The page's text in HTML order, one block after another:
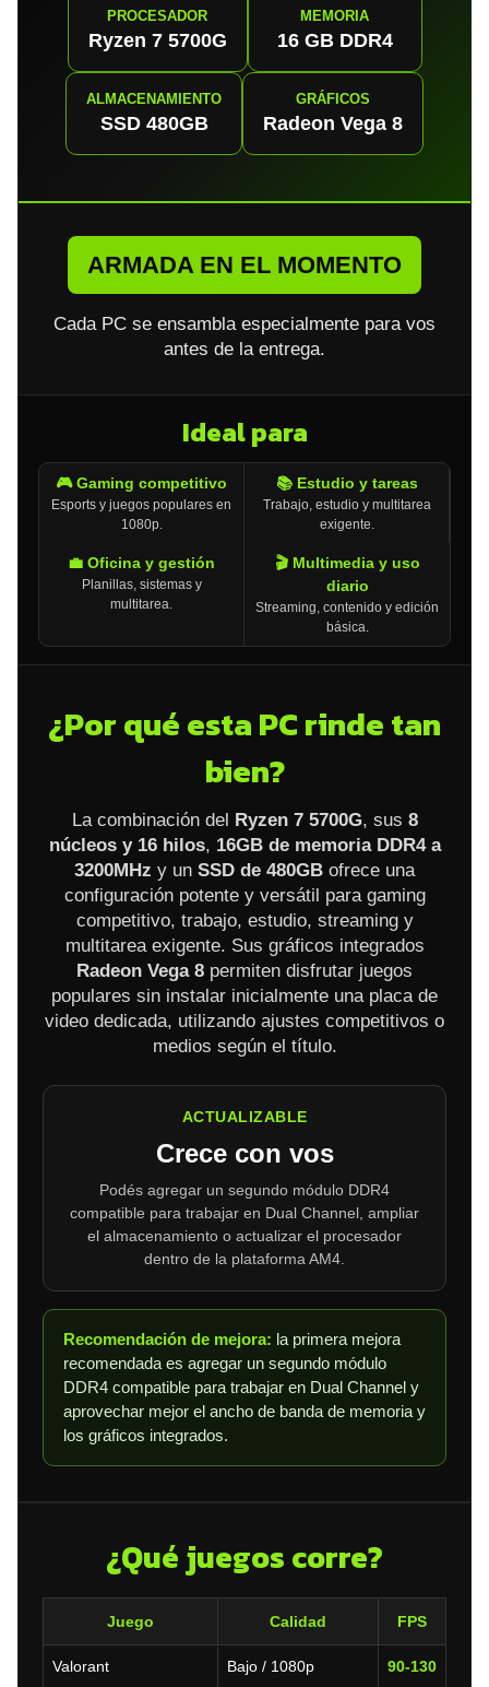
PROCESADOR
Ryzen 7 5700G
MEMORIA
16 GB DDR4
ALMACENAMIENTO
SSD 480GB
GRÁFICOS
Radeon Vega 8
ARMADA EN EL MOMENTO
Cada PC se ensambla especialmente para vos
antes de la entrega.
Ideal para
🎮 Gaming competitivo
Esports y juegos populares en
1080p.
📚 Estudio y tareas
Trabajo, estudio y multitarea
exigente.
💼 Oficina y gestión
Planillas, sistemas y
multitarea.
🎬 Multimedia y uso
diario
Streaming, contenido y edición
básica.
¿Por qué esta PC rinde tan
bien?
La combinación del Ryzen 7 5700G, sus 8
núcleos y 16 hilos, 16GB de memoria DDR4 a
3200MHz y un SSD de 480GB ofrece una
configuración potente y versátil para gaming
competitivo, trabajo, estudio, streaming y
multitarea exigente. Sus gráficos integrados
Radeon Vega 8 permiten disfrutar juegos
populares sin instalar inicialmente una placa de
video dedicada, utilizando ajustes competitivos o
medios según el título.
ACTUALIZABLE
Crece con vos
Podés agregar un segundo módulo DDR4
compatible para trabajar en Dual Channel, ampliar
el almacenamiento o actualizar el procesador
dentro de la plataforma AM4.
Recomendación de mejora: la primera mejora
recomendada es agregar un segundo módulo
DDR4 compatible para trabajar en Dual Channel y
aprovechar mejor el ancho de banda de memoria y
los gráficos integrados.
¿Qué juegos corre?
Juego Calidad FPS
Valorant Bajo / 1080p 90-130